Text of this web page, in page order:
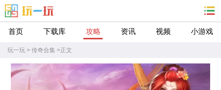
首页 下载库 攻略 资讯 视频 小游戏
玩一玩 > 传奇合集 >正文